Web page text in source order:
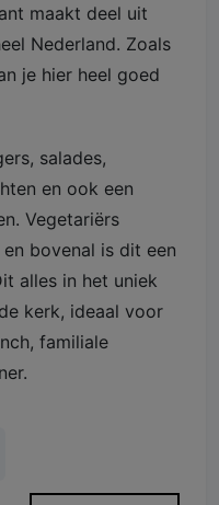
maakt deel uit
Nederland. Zoals
je hier heel goed
salades,
en ook een
Vegetariërs
bovenal is dit een
alles in het uniek
kerk, ideaal voor
familiale